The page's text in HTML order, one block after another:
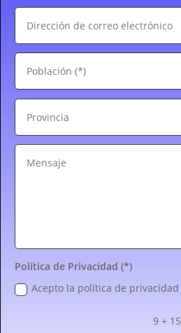
Política de Privacidad (*)
Acepto la política de privacidad
9 + 15